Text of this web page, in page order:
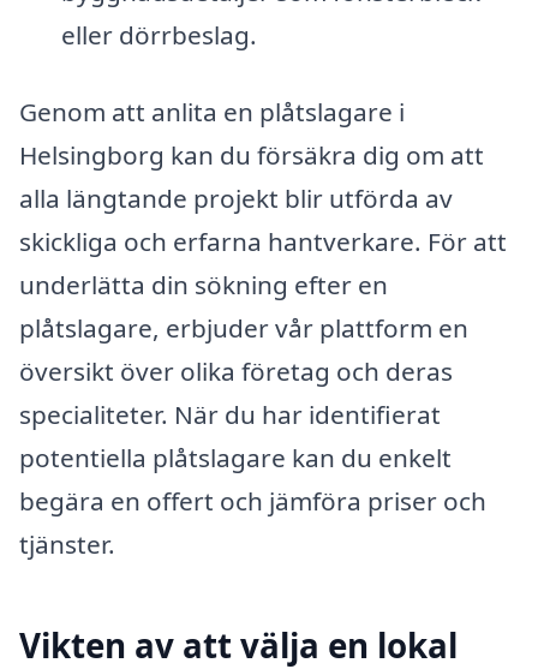
eller dörrbeslag.
Genom att anlita en plåtslagare i
Helsingborg kan du försäkra dig om att
alla längtande projekt blir utförda av
skickliga och erfarna hantverkare. För att
underlätta din sökning efter en
plåtslagare, erbjuder vår plattform en
översikt över olika företag och deras
specialiteter. När du har identifierat
potentiella plåtslagare kan du enkelt
begära en offert och jämföra priser och
tjänster.
Vikten av att välja en lokal